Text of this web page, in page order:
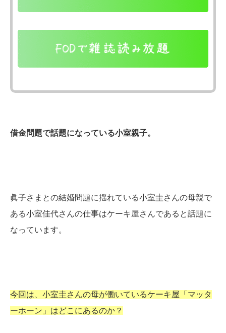
借金問題で話題になっている小室親子。
眞子さまとの結婚問題に揺れている小室圭さんの母親で
ある小室佳代さんの仕事はケーキ屋さんであると話題に
なっています。
今回は、小室圭さんの母が働いているケーキ屋「マッタ
ーホーン」はどこにあるのか？